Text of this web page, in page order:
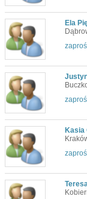
Ela
zaproś
zaproś
Kasia
zaproś